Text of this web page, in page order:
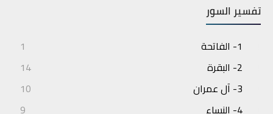
تفسير السور
1- الفاتحة
1
2- البقرة
14
3- آل عمران
10
4- النساء
9